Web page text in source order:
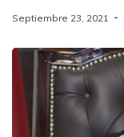
Septiembre 23, 2021